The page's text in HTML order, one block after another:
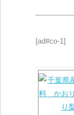
[ad#co-1]